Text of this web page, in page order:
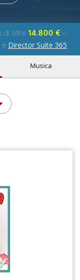
di oltre 14.800 € –
e Director Suite 365
Musica